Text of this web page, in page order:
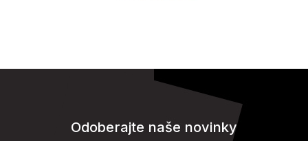
Odoberajte naše novinky